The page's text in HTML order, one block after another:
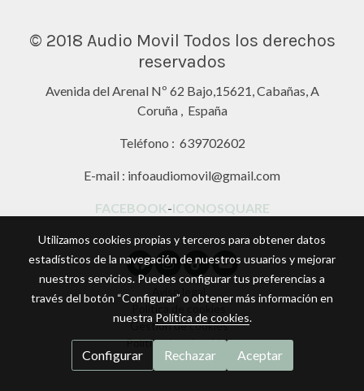
© 2018 Audio Movil Todos los derechos
reservados
Avenida del Arenal Nº 62 Bajo,15621, Cabañas, A
Coruña , España
Teléfono : 639702602
E-mail : infoaudiomovil@gmail.com
FACEBOOK-ICONOSQUARE
Aviso legal
Política de cookies
Gestión de cookies
Política de privacidad
Utilizamos cookies propias y terceros para obtener datos
estadísticos de la navegación de nuestros usuarios y mejorar
nuestros servicios. Puedes configurar tus preferencias a
través del botón “Configurar” o obtener más información en
nuestra Política de cookies.
Configurar Rechazar Aceptar